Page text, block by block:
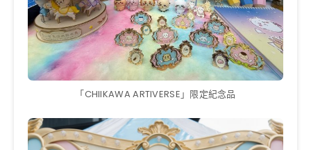
「CHIIKAWA ARTIVERSE」限定紀念品